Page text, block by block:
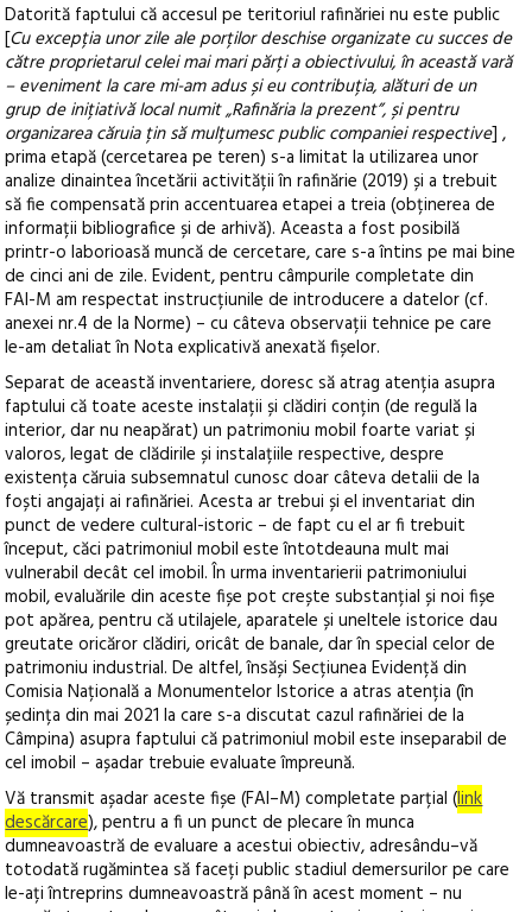
Datorită faptului că accesul pe teritoriul rafinăriei nu este public
[Cu excepția unor zile ale porților deschise organizate cu succes de
către proprietarul celei mai mari părți a obiectivului, înaceastă vară
–eveniment la care mi-am adus și eu contribuția, alături de un
grup de inițiativă local numit „Rafinăria la prezent”, șipentru
organizarea căruia țin să mulțumesc public companiei respective],
prima etapă (cercetarea pe teren) s-a limitat la utilizarea unor
analize dinaintea încetării activității în rafinărie (2019) și a trebuit
să fie compensată prin accentuarea etapei a treia (obținerea de
informații bibliografice și de arhivă). Aceasta a fost posibilă
printr-o laborioasămuncă de cercetare, care s-a întins pe mai bine
de cinci ani de zile. Evident,pentru câmpurile completate din
FAI-M am respectat instrucțiunile de introducere a datelor (cf.
anexei nr.4 de la Norme) – cu câteva observații tehnice pe care
le-am detaliat în Nota explicativăanexatăfișelor.
Separat de această inventariere, doresc să atrag atenția asupra
faptului că toate aceste instalații șiclădiri conțin (de regulă la
interior, dar nu neapărat) un patrimoniu mobil foarte variat și
valoros, legat declădirile și instalațiile respective, despre
existența căruia subsemnatul cunosc doar câteva detalii de la
foștiangajați ai rafinăriei. Acesta ar trebui și el inventariat din
punct de vedere cultural-istoric – de fapt cu el ar fi trebuit
început, căci patrimoniul mobil este întotdeauna mult mai
vulnerabil decât cel imobil. În urmainventarierii patrimoniului
mobil, evaluările din aceste fișe pot crește substanțial și noi fișe
pot apărea,pentru că utilajele, aparatele și uneltele istorice dau
greutate oricăror clădiri, oricât de banale, dar în special celor de
patrimoniu industrial. De altfel, însăși Secțiunea Evidență din
Comisia Națională a MonumentelorIstorice a atras atenția (în
ședința din mai 2021 la care s-a discutat cazul rafinăriei de la
Câmpina) asupra faptului că patrimoniul mobil este inseparabil de
cel imobil – așadar trebuie evaluate împreună.
Vă transmit așadar aceste fișe (FAI–M) completate parțial (link
descărcare), pentru a fi un punct deplecare în munca
dumneavoastră de evaluare a acestui obiectiv, adresându–vă
totodatărugămintea să faceți public stadiul demersurilorpe care
le-ați întreprins dumneavoastră până în acest moment – nu